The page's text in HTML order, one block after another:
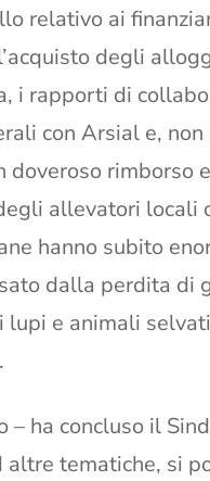
relativo ai
degli
i rapporti di
con Arsial e,
doveroso rimborso
allevatori locali
hanno subito
dalla perdita di
lupi e animali
– ha concluso il
altre tematiche, si